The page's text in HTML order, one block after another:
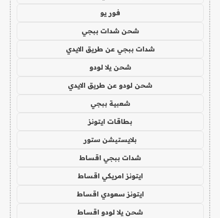
فور يو
شحن شدات ببجي
شدات ببجي عن طريق الايدي
شحن يلا لودو
شحن لودو عن طريق الايدي
شعبية ببجي
بطاقات ايتونز
بلايستيشن ستور
شدات ببجي اقساط
ايتونز امريكي اقساط
ايتونز سعودي اقساط
شحن يلا لودو اقساط